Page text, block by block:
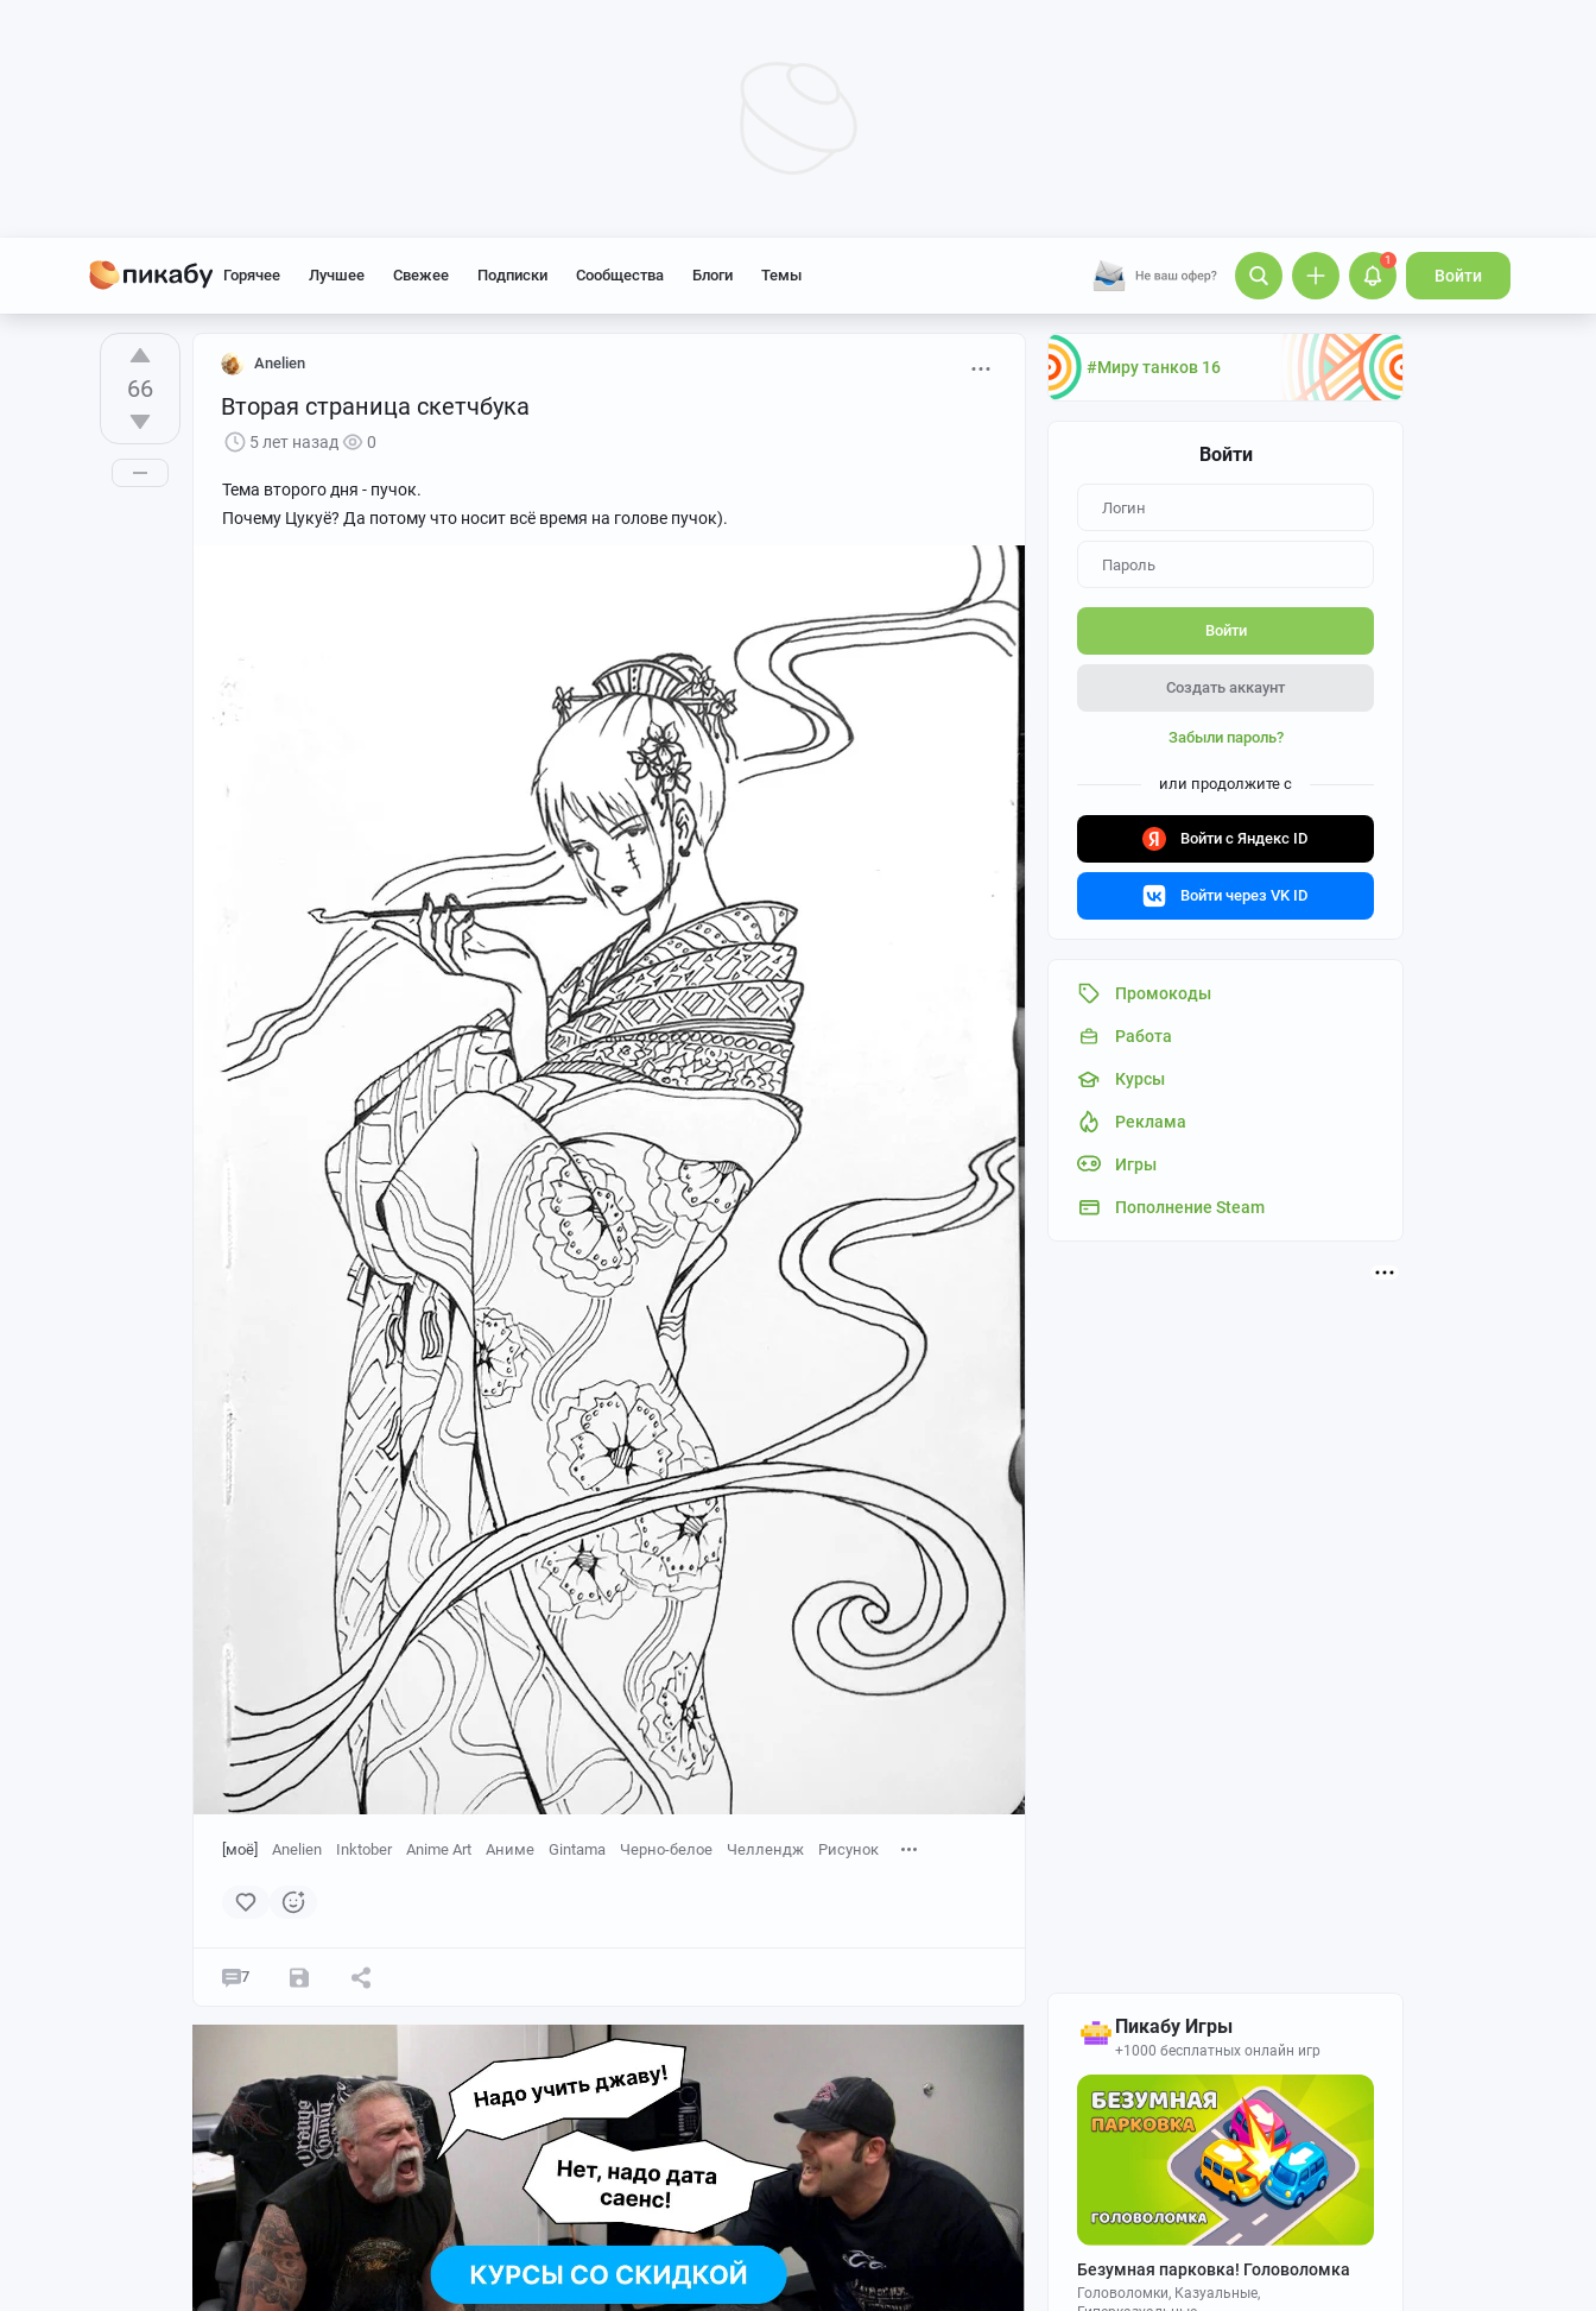
Горячее Лучшее Свежее Подписки Сообщества Блоги Темы
1
Войти
#Миру танков 16
Войти
Войти
Создать аккаунт
Забыли пароль?
или продолжите с
Войти с Яндекс ID
Войти через VK ID
Промокоды
Работа
Курсы
Реклама
Игры
Пополнение Steam
Пикабу Игры
+1000 бесплатных онлайн игр
Безумная парковка! Головоломка
Головоломки, Казуальные,
66
Anelien
Вторая страница скетчбука
5 лет назад 0
Тема второго дня - пучок.
Почему Цукуё? Да потому что носит всё время на голове пучок).
[моё] Anelien Inktober Anime Art Аниме Gintama Черно-белое Челлендж Рисунок
7